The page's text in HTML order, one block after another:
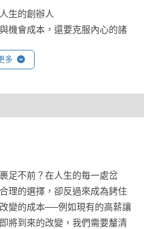
生的創辦人
機會成本，還要克服內心的諸
長、成就感、關係品質等，
畫，創造更令人滿意的投資績
挑戰、在人生安排中跨出不一
係瓶頸，
，適用於職涯決策、婚姻維持
多
足不前？在人生的每一處岔
理的選擇，卻反過來成為銬住
變的成本──例如現有的高薪讓
將到來的改變，我們需要釐清